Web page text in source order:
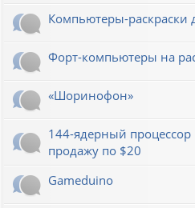
Компьютеры-раскраски
Форт-компьютеры на
«Шоринофон»
144-ядерный
продажу по $20
Gameduino